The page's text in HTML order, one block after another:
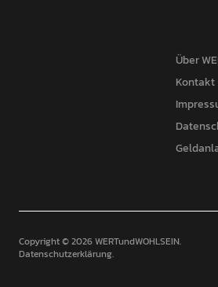
Über
Kontakt
Copyright © 2026 WERTundWOHLSEIN
Datenschutzerklärung